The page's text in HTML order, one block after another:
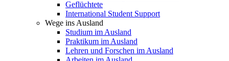
Geflüchtete
International Student Support
Wege ins Ausland
Studium im Ausland
Praktikum im Ausland
Lehren und Forschen im Ausland